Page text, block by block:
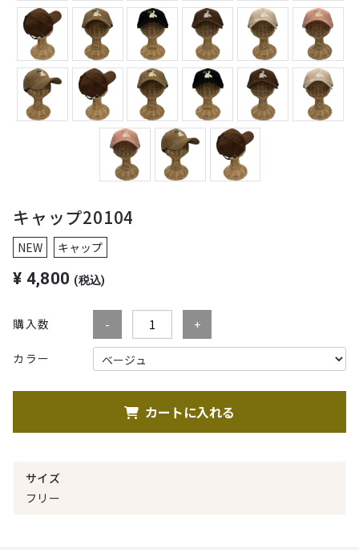
キャップ20104
NEW キャップ
¥ 4,800 (税込)
購入数
カラー
カートに入れる
サイズ
フリー